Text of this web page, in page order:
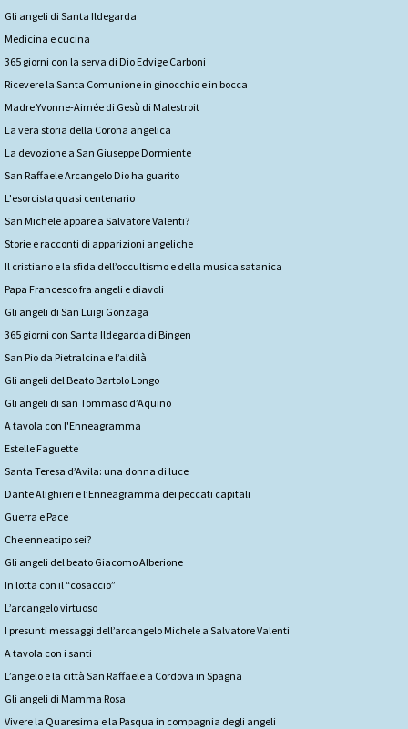
Gli angeli di Santa Ildegarda
Medicina e cucina
365 giorni con la serva di Dio Edvige Carboni
Ricevere la Santa Comunione in ginocchio e in bocca
Madre Yvonne-Aimée di Gesù di Malestroit
La vera storia della Corona angelica
La devozione a San Giuseppe Dormiente
San Raffaele Arcangelo Dio ha guarito
L'esorcista quasi centenario
San Michele appare a Salvatore Valenti?
Storie e racconti di apparizioni angeliche
Il cristiano e la sfida dell’occultismo e della musica satanica
Papa Francesco fra angeli e diavoli
Gli angeli di San Luigi Gonzaga
365 giorni con Santa Ildegarda di Bingen
San Pio da Pietralcina e l’aldilà
Gli angeli del Beato Bartolo Longo
Gli angeli di san Tommaso d’Aquino
A tavola con l'Enneagramma
Estelle Faguette
Santa Teresa d’Avila: una donna di luce
Dante Alighieri e l’Enneagramma dei peccati capitali
Guerra e Pace
Che enneatipo sei?
Gli angeli del beato Giacomo Alberione
In lotta con il “cosaccio”
L’arcangelo virtuoso
I presunti messaggi dell’arcangelo Michele a Salvatore Valenti
A tavola con i santi
L’angelo e la città San Raffaele a Cordova in Spagna
Gli angeli di Mamma Rosa
Vivere la Quaresima e la Pasqua in compagnia degli angeli